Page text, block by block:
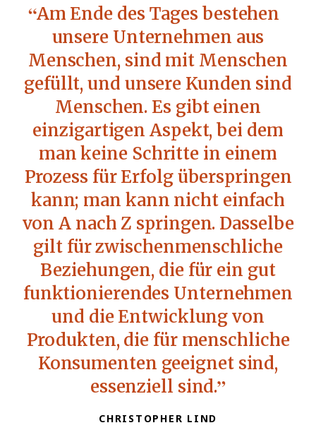
Am Ende des Tages bestehen
unsere Unternehmen aus
Menschen, sind mit Menschen
gefüllt, und unsere Kunden sind
Menschen. Es gibt einen
einzigartigen Aspekt, bei dem
man keine Schritte in einem
Prozess für Erfolg überspringen
kann; man kann nicht einfach
von A nach Z springen. Dasselbe
gilt für zwischenmenschliche
Beziehungen, die für ein gut
funktionierendes Unternehmen
und die Entwicklung von
Produkten, die für menschliche
Konsumenten geeignet sind,
essenziell sind.
CHRISTOPHER LIND